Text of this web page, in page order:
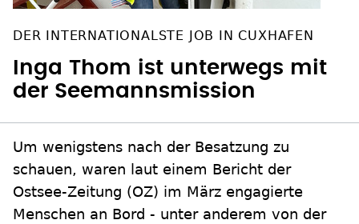
DER INTERNATIONALSTE JOB IN CUXHAFEN
Inga Thom ist unterwegs mit
der Seemannsmission
Um wenigstens nach der Besatzung zu
schauen, waren laut einem Bericht der
Ostsee-Zeitung (OZ) im März engagierte
Menschen an Bord - unter anderem von der